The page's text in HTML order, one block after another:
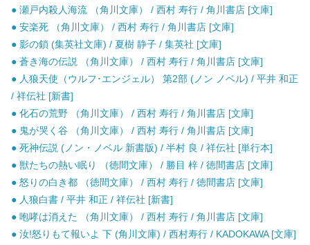
● 瀬戸内殺人海流 （角川文庫） / 西村 寿行 / 角川書店 [文庫]
● 安楽死 （角川文庫） / 西村 寿行 / 角川書店 [文庫]
● 影の鎖 (集英社文庫) / 夏樹 静子 / 集英社 [文庫]
● 蒼き海の伝説 （角川文庫） / 西村 寿行 / 角川書店 [文庫]
● 人狼天使（ウルフ･エンジェル） 第2部 (ノン ノベル) / 平井 和正
/ 祥伝社 [新書]
● 化石の荒野 （角川文庫） / 西村 寿行 / 角川書店 [文庫]
● 鬼が哭く谷 （角川文庫） / 西村 寿行 / 角川書店 [文庫]
● 死神伝説 (ノン・ノベル 新書版) / 半村 良 / 祥伝社 [単行本]
● 獣たちの熱い眠り （徳間文庫） / 勝目 梓 / 徳間書店 [文庫]
● 怒りの白き都 （徳間文庫） / 西村 寿行 / 徳間書店 [文庫]
● 人狼白書 / 平井 和正 / 祥伝社 [新書]
● 咆哮は消えた （角川文庫） / 西村 寿行 / 角川書店 [文庫]
● 汝!怒りもて報いよ 下 (角川文庫) / 西村寿行 / KADOKAWA [文庫]